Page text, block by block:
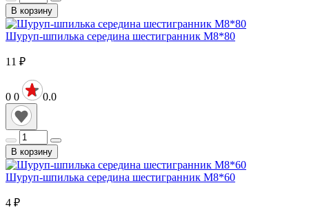
В корзину
Шуруп-шпилька середина шестигранник М8*80
11 ₽
0 0 0.0
В корзину
Шуруп-шпилька середина шестигранник М8*60
4 ₽